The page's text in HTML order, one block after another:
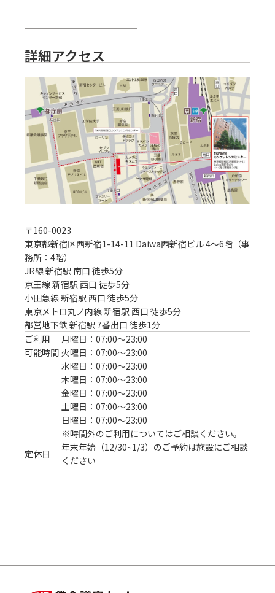
詳細アクセス
〒160-0023
東京都新宿区西新宿1-14-11 Daiwa西新宿ビル 4～6階（事
務所：4階）
JR線 新宿駅 南口 徒歩5分
京王線 新宿駅 西口 徒歩5分
小田急線 新宿駅 西口 徒歩5分
東京メトロ丸ノ内線 新宿駅 西口 徒歩5分
都営地下鉄 新宿駅 7番出口 徒歩1分
ご利用
可能時間
月曜日：07:00〜23:00
火曜日：07:00〜23:00
水曜日：07:00〜23:00
木曜日：07:00〜23:00
金曜日：07:00〜23:00
土曜日：07:00〜23:00
日曜日：07:00〜23:00
※時間外のご利用についてはご相談ください。
定休日
年末年始（12/30~1/3）のご予約は施設にご相談
ください